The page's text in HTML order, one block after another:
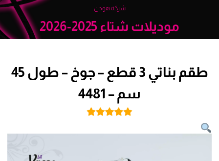
شركة هودن
موديلات شتاء 2025-2026
طقم بناتي 3 قطع – جوخ – طول 45
سم – 4481